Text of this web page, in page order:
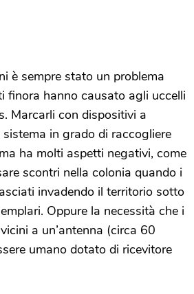
è sempre stato un problema
finora hanno causato agli uccelli
Marcarli con dispositivi a
in grado di raccogliere
ha molti aspetti negativi, come
scontri nella colonia quando i
invadendo il territorio sotto
Oppure la necessità che i
a un’antenna (circa 60
umano dotato di ricevitore